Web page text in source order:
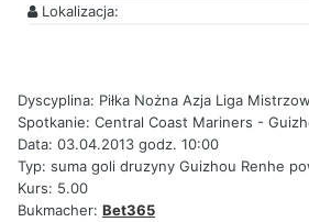
Lokalizacja:
Dyscyplina: Piłka Nożna Azja Liga Mistrzow
Spotkanie: Central Coast Mariners -
Data: 03.04.2013 godz. 10:00
Typ: suma goli druzyny Guizhou Renhe
Kurs: 5.00
Bukmacher: Bet365